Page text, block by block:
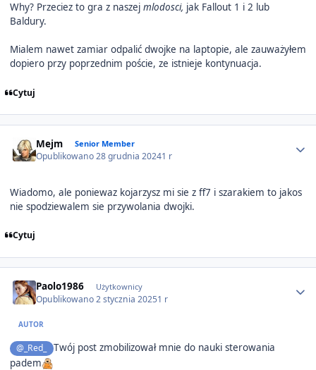
Why? Przeciez to gra z naszej mlodosci, jak Fallout 1 i 2 lub
Baldury.
Mialem nawet zamiar odpalić dwojke na laptopie, ale zauważyłem
dopiero przy poprzednim poście, ze istnieje kontynuacja.
Cytuj
Mejm Senior Member
Opublikowano28 grudnia 20241 r
Wiadomo, ale poniewaz kojarzysz mi sie z ff7 i szarakiem to jakos
nie spodziewalem sie przywolania dwojki.
Cytuj
Paolo1986 Użytkownicy
Opublikowano2 stycznia 20251 r
AUTOR
@_Red_
Twój post zmobilizował mnie do nauki sterowania
padem